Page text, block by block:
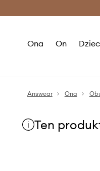
Ona On
Answear Ona
Ten